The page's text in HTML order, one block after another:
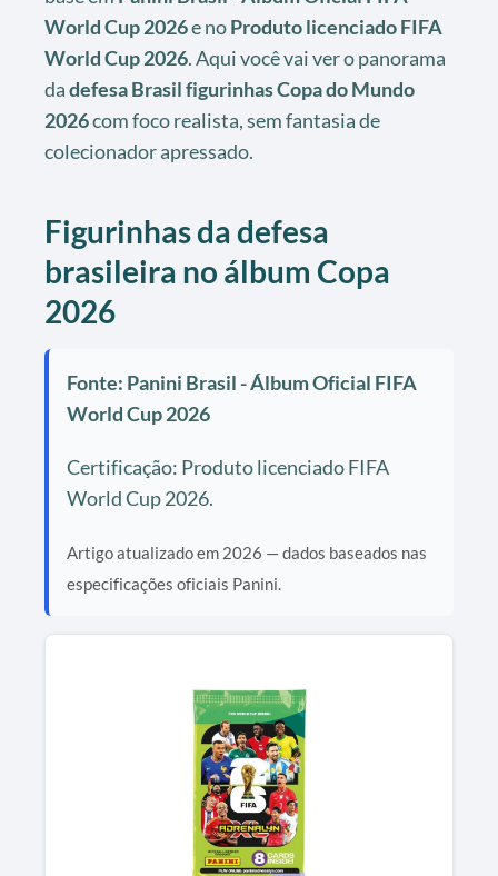
World Cup 2026e noProduto licenciado FIFA
World Cup 2026. Aqui você vai ver o panorama
dadefesa Brasil figurinhas Copa do Mundo
2026com foco realista, sem fantasia de
colecionador apressado.
Figurinhas da defesa
brasileira no álbum Copa
2026
Fonte: Panini Brasil - Álbum Oficial FIFA
World Cup 2026
Certificação: Produto licenciado FIFA
World Cup 2026.
Artigo atualizado em 2026 — dados baseados nas
especificações oficiais Panini.